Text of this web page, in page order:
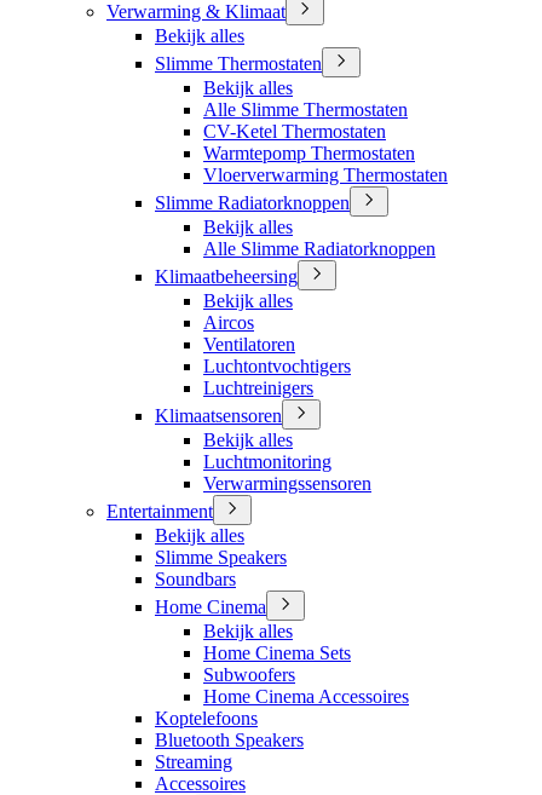
Verwarming & Klimaat
Bekijk alles
Slimme Thermostaten
Bekijk alles
Alle Slimme Thermostaten
CV-Ketel Thermostaten
Warmtepomp Thermostaten
Vloerverwarming Thermostaten
Slimme Radiatorknoppen
Bekijk alles
Alle Slimme Radiatorknoppen
Klimaatbeheersing
Bekijk alles
Aircos
Ventilatoren
Luchtontvochtigers
Luchtreinigers
Klimaatsensoren
Bekijk alles
Luchtmonitoring
Verwarmingssensoren
Entertainment
Bekijk alles
Slimme Speakers
Soundbars
Home Cinema
Bekijk alles
Home Cinema Sets
Subwoofers
Home Cinema Accessoires
Koptelefoons
Bluetooth Speakers
Streaming
Accessoires